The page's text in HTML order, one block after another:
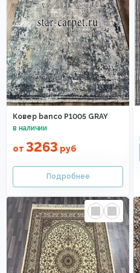
Ковер banco P1005 GRAY
от 3263 руб